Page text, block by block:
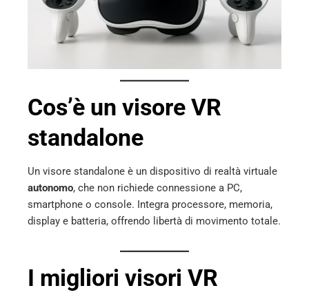
Cos’è un visore VR
standalone
Un visore standalone è un dispositivo di realtà virtuale
autonomo, che non richiede connessione a PC,
smartphone o console. Integra processore, memoria,
display e batteria, offrendo libertà di movimento totale.
I migliori visori VR